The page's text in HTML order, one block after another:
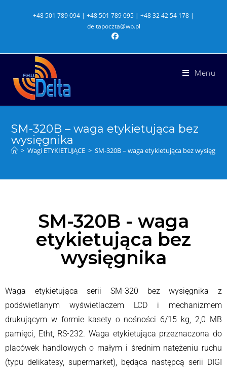
+48 501 789 094 | +48 501 789 095 | +48 32 42 54 178 |
deltapoczta@wp.pl
Menu
SM-320B – waga etykietująca bez
wysięgnika
> Wagi ETYKIETUJĄCE > SM-320B – waga etykietująca bez
SM-320B - waga
etykietująca bez
wysięgnika
Waga etykietująca serii SM-320 bez wysięgnika z
podświetlanym wyświetlaczem LCD i mechanizmem
drukującym w formie kasety o nośności 6/15 kg, 2,0 MB
pamięci, Etht, RS-232. Waga etykietująca przeznaczona do
placówek handlowych o małym i średnim natężeniu ruchu
(typu delikatesy, supermarket), będąca następcą serii DIGI